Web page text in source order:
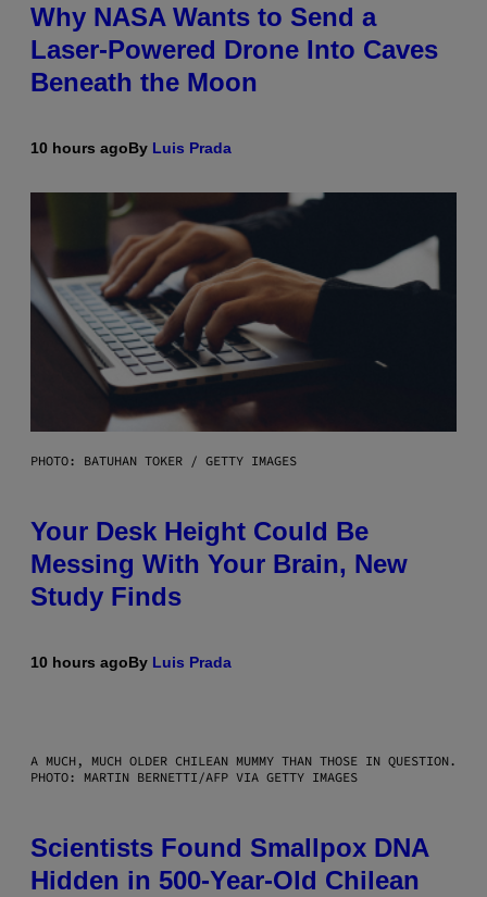
Why NASA Wants to Send a
Laser-Powered Drone Into Caves
Beneath the Moon
10 hours agoBy Luis Prada
PHOTO: BATUHAN TOKER / GETTY IMAGES
Your Desk Height Could Be
Messing With Your Brain, New
Study Finds
10 hours agoBy Luis Prada
A MUCH, MUCH OLDER CHILEAN MUMMY THAN THOSE IN QUESTION.
PHOTO: MARTIN BERNETTI/AFP VIA GETTY IMAGES
Scientists Found Smallpox DNA
Hidden in 500-Year-Old Chilean